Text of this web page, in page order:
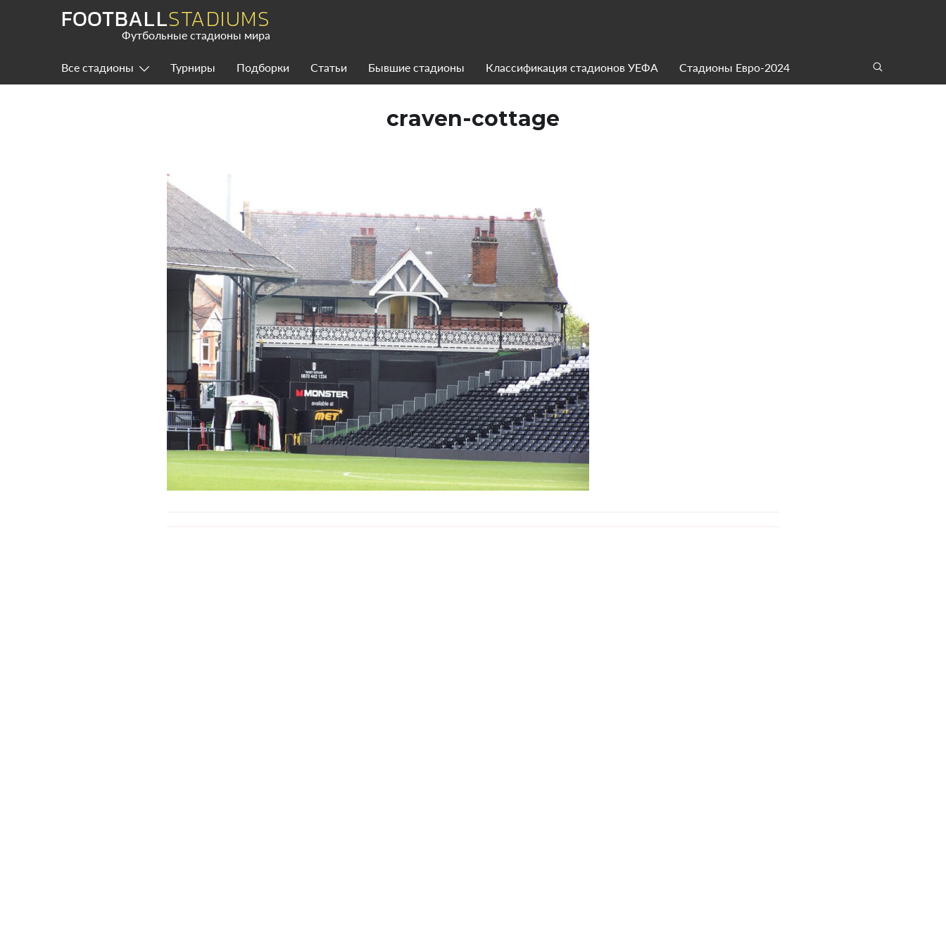
FOOTBALLSTADIUMS
Футбольные стадионы мира
Все стадионы Турниры Подборки Статьи Бывшие стадионы Классификация стадионов УЕФА Стадионы Евро-2024
craven-cottage